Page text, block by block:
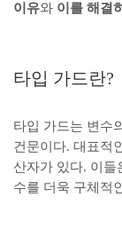
이유와 이를 해결
타입 가드란?
타입 가드는 변수
건문이다. 대표적
산자가 있다. 이들
수를 더욱 구체적